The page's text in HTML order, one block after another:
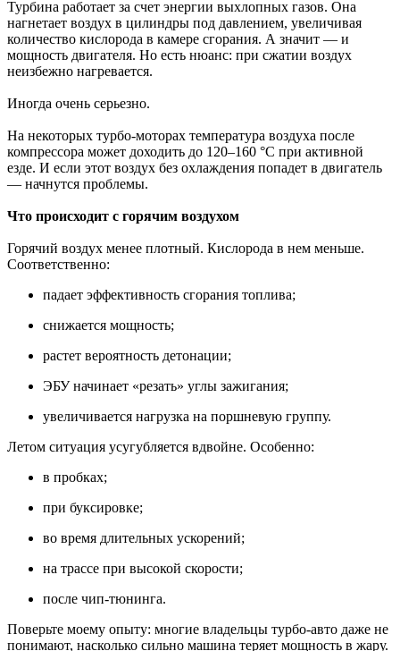
Турбина работает за счет энергии выхлопных газов. Она
нагнетает воздух в цилиндры под давлением, увеличивая
количество кислорода в камере сгорания. А значит — и
мощность двигателя. Но есть нюанс: при сжатии воздух
неизбежно нагревается.
Иногда очень серьезно.
На некоторых турбо-моторах температура воздуха после
компрессора может доходить до 120–160 °C при активной
езде. И если этот воздух без охлаждения попадет в двигатель
— начнутся проблемы.
Что происходит с горячим воздухом
Горячий воздух менее плотный. Кислорода в нем меньше.
Соответственно:
падает эффективность сгорания топлива;
снижается мощность;
растет вероятность детонации;
ЭБУ начинает «резать» углы зажигания;
увеличивается нагрузка на поршневую группу.
Летом ситуация усугубляется вдвойне. Особенно:
в пробках;
при буксировке;
во время длительных ускорений;
на трассе при высокой скорости;
после чип-тюнинга.
Поверьте моему опыту: многие владельцы турбо-авто даже не
понимают, насколько сильно машина теряет мощность в жару.